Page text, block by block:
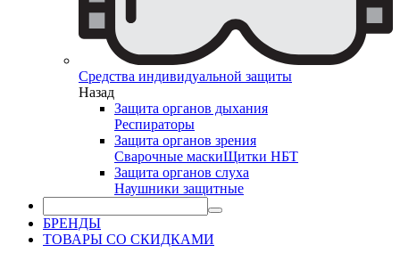
Средства индивидуальной защиты
Назад
Защита органов дыхания
Респираторы
Защита органов зрения
Сварочные маскиЩитки НБТ
Защита органов слуха
Наушники защитные
БРЕНДЫ
ТОВАРЫ СО СКИДКАМИ